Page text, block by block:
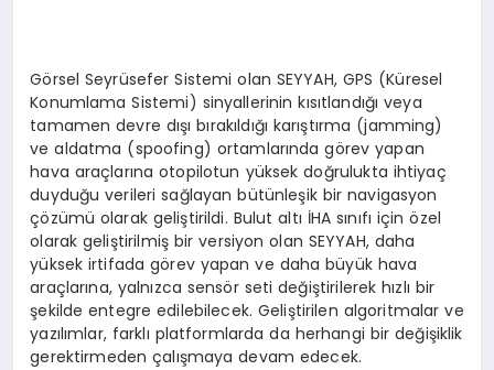
Görsel Seyrüsefer Sistemi olan SEYYAH, GPS (Küresel
Konumlama Sistemi) sinyallerinin kısıtlandığı veya
tamamen devre dışı bırakıldığı karıştırma (jamming)
ve aldatma (spoofing) ortamlarında görev yapan
hava araçlarına otopilotun yüksek doğrulukta ihtiyaç
duyduğu verileri sağlayan bütünleşik bir navigasyon
çözümü olarak geliştirildi. Bulut altı İHA sınıfı için özel
olarak geliştirilmiş bir versiyon olan SEYYAH, daha
yüksek irtifada görev yapan ve daha büyük hava
araçlarına, yalnızca sensör seti değiştirilerek hızlı bir
şekilde entegre edilebilecek. Geliştirilen algoritmalar ve
yazılımlar, farklı platformlarda da herhangi bir değişiklik
gerektirmeden çalışmaya devam edecek.